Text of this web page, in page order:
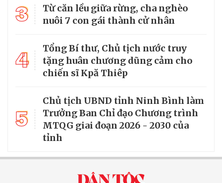
3
Từ căn lều giữa rừng, cha nghèo
nuôi 7 con gái thành cử nhân
4
Tổng Bí thư, Chủ tịch nước truy
tặng huân chương dũng cảm cho
chiến sĩ Kpă Thiêp
5
Chủ tịch UBND tỉnh Ninh Bình làm
Trưởng Ban Chỉ đạo Chương trình
MTQG giai đoạn 2026 - 2030 của
tỉnh